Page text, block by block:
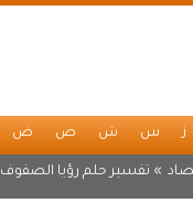
ز س ش ص ض
» تفسير حلم رؤيا الصفوف